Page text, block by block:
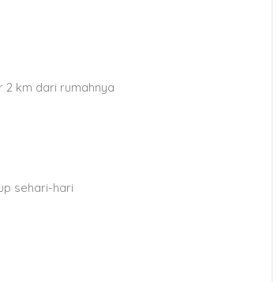
km dari rumahnya
sehari-hari